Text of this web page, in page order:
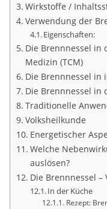
Wirkstoffe /
Verwendung der
Eigenschaften:
Die Brennnessel in
Medizin (TCM)
Die Brennnessel in
Die Brennnessel in
Traditionelle
Volksheilkunde
Energetischer
Welche
auslösen?
Die Brennnessel –
In der Küche
Rezept: